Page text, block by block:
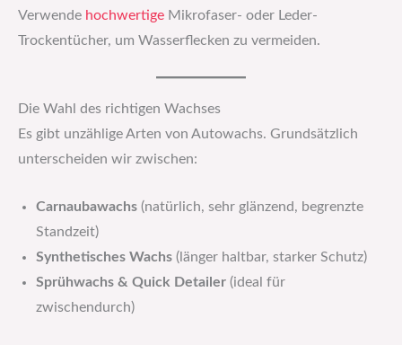
Verwende hochwertige Mikrofaser- oder Leder-
Trockentücher, um Wasserflecken zu vermeiden.
Die Wahl des richtigen Wachses
Es gibt unzählige Arten von Autowachs. Grundsätzlich
unterscheiden wir zwischen:
Carnaubawachs (natürlich, sehr glänzend, begrenzte
Standzeit)
Synthetisches Wachs (länger haltbar, starker Schutz)
Sprühwachs & Quick Detailer (ideal für
zwischendurch)